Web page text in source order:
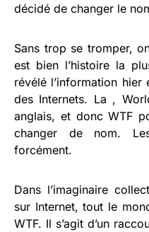
décidé de changer le
Sans trop se tromper,
est bien l’histoire la
révélé l’information
des Internets. La ,
anglais, et donc WTF
changer de nom.
forcément.
Dans l’imaginaire
sur Internet, tout le
WTF. Il s’agit d’un